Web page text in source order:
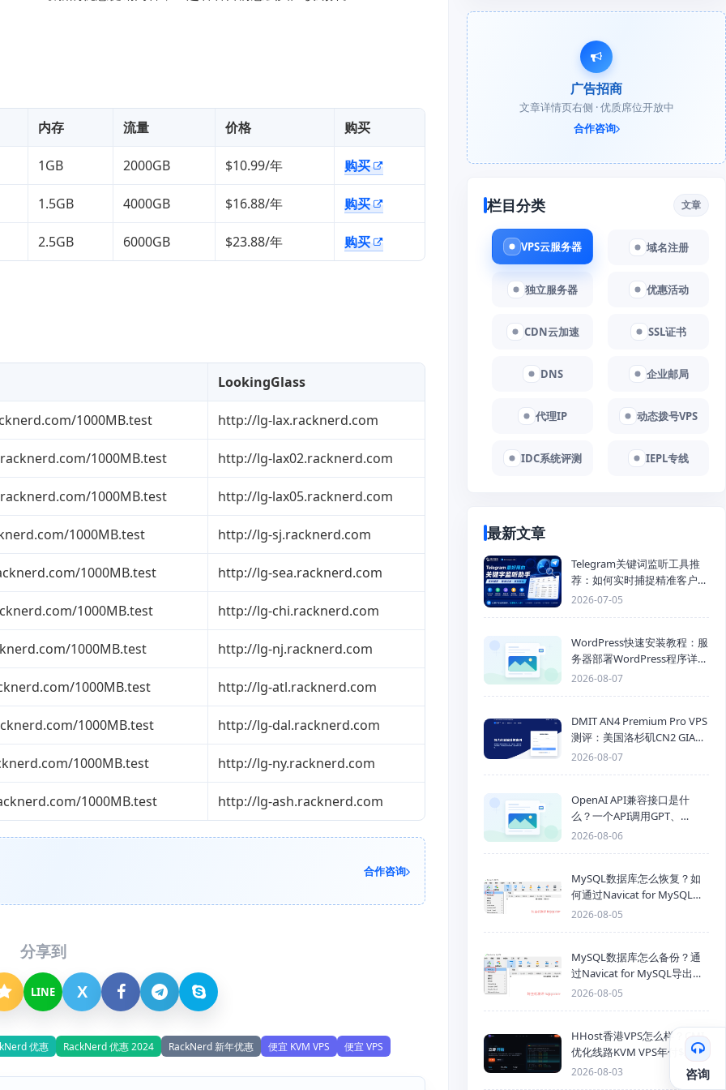
内存 流量 价格 购买
1GB 2000GB $10.99/年 购买
1.5GB 4000GB $16.88/年 购买
2.5GB 6000GB $23.88/年 购买
LookingGlass
1000MB.test http://lg-lax.racknerd.com
1000MB.test http://lg-lax02.racknerd.com
1000MB.test http://lg-lax05.racknerd.com
1000MB.test http://lg-sj.racknerd.com
1000MB.test http://lg-sea.racknerd.com
1000MB.test http://lg-chi.racknerd.com
1000MB.test http://lg-nj.racknerd.com
1000MB.test http://lg-atl.racknerd.com
1000MB.test http://lg-dal.racknerd.com
1000MB.test http://lg-ny.racknerd.com
1000MB.test http://lg-ash.racknerd.com
合作咨询
分享到
LINE X
优惠 RackNerd 优惠 2024 RackNerd 新年优惠 便宜 KVM VPS 便宜 VPS
广告招商
文章详情页右侧 · 优质席位开放中
合作咨询
栏目分类 文章
VPS云服务器 域名注册
独立服务器 优惠活动
CDN云加速 SSL证书
DNS 企业邮局
代理IP 动态拨号VPS
IDC系统评测 IEPL专线
最新文章
Telegram关键词监听工具推
荐：如何实时捕捉精准客户，
提高获客效率？
2026-07-05
WordPress快速安装教程：服
务器部署WordPress程序详细
步骤
2026-08-07
DMIT AN4 Premium Pro VPS
测评：美国洛杉矶CN2 GIA三
网优化线路性能测试
2026-08-07
OpenAI API兼容接口是什
么？一个API调用GPT、
Claude、Gemini、DeepSeek
2026-08-06
MySQL数据库怎么恢复？如
何通过Navicat for MySQL导
入SQL备份文件
2026-08-05
MySQL数据库怎么备份？通
过Navicat for MySQL导出
Mysql数据库为SQL格式备份
2026-08-05
HHost香港VPS怎么样？CMI
优化线路KVM VPS年付$25
起，4GB内存优惠套餐
2026-08-03 咨询